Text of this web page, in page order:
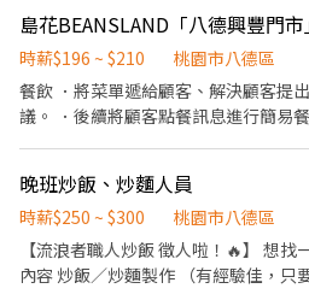
時薪$196 ~ $210
桃園市八德區
餐飲 ．將菜單遞給顧客、解決顧客提
議。 ．後續將顧客點餐訊息進行簡易
負責清理工作環境、設備和餐具。 ．
．協助測量食材的容量與重量。 ．負
服務。
晚班炒飯、炒麵人員
時薪$250 ~ $300
桃園市八德區
【流浪者職人炒飯 徵人啦！🔥】 想找一位一起打拚的夥伴！ 📍工作
內容 炒飯／炒麵製作 （有經驗佳，只